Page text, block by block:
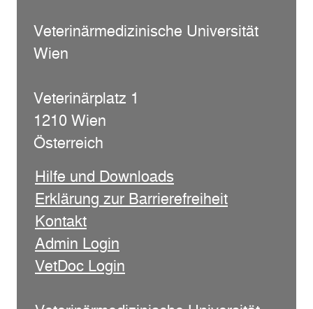
Veterinärmedizinische Universität
Wien
Veterinärplatz 1
1210 Wien
Österreich
Hilfe und Downloads
Erklärung zur Barrierefreiheit
Kontakt
Admin Login
VetDoc Login